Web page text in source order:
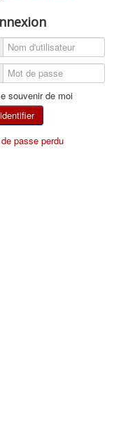
souvenir de moi
passe perdu